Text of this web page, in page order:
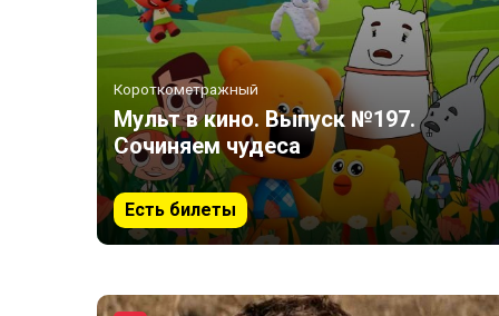
Короткометражный
Мульт в кино. Выпуск №197.
Сочиняем чудеса
Есть билеты